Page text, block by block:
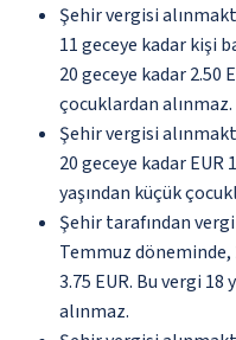
Şehir vergisi
11 geceye kadar kişi
20 geceye kadar 2.50
çocuklardan alınmaz.
Şehir vergisi
20 geceye kadar EUR
yaşından küçük
Şehir tarafından
Temmuz döneminde,
3.75 EUR. Bu vergi 18
alınmaz.